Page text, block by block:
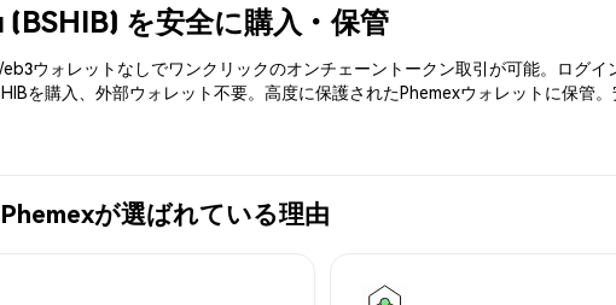
を安全に購入・保管
ウォレットなしでワンクリックのオンチェーントークン取引が可能。ログイ
を購入、外部ウォレット不要。高度に保護されたPhemexウォレットに保管
が選ばれている理由